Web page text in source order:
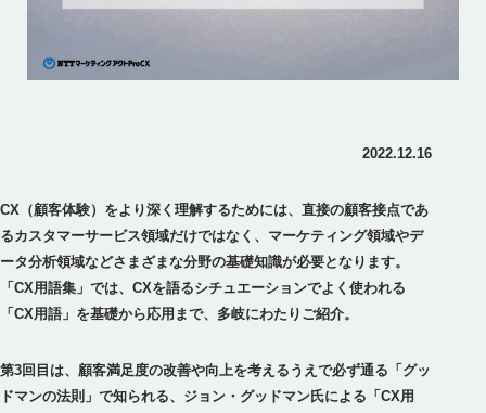
2022.12.16
CX（顧客体験）をより深く理解するためには、直接の顧客接点であ
るカスタマーサービス領域だけではなく、マーケティング領域やデ
ータ分析領域などさまざまな分野の基礎知識が必要となります。
「CX用語集」では、CXを語るシチュエーションでよく使われる
「CX用語」を基礎から応用まで、多岐にわたりご紹介。
第3回目は、顧客満足度の改善や向上を考えるうえで必ず通る「グッ
ドマンの法則」で知られる、ジョン・グッドマン氏による「CX用